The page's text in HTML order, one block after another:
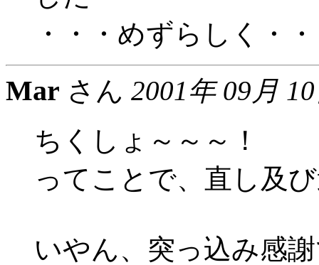
・・・めずらしく・
Mar さん 2001年 09月
ちくしょ～～～！
ってことで、直し及
いやん、突っ込み感